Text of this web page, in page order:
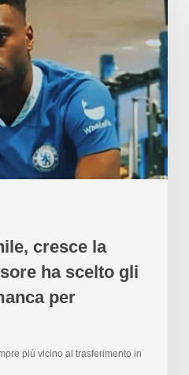
cresce la
ha scelto gli
per
più vicino al trasferimento in